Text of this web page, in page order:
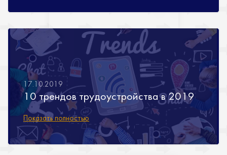
2020-01-20
Показать полностью
17.10.2019
10 трендов трудоустройства в 2019
Показать полностью